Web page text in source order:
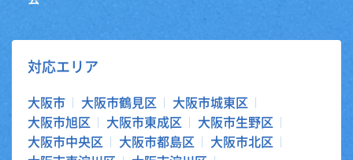
対応エリア
大阪市 大阪市鶴見区
大阪市城東区
大阪市旭区
大阪市東成区
大阪市生野区
大阪市中央区
大阪市都島区
大阪市北区